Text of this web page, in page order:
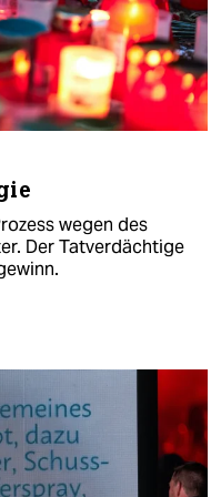
wegen des
Der Tatverdächtige